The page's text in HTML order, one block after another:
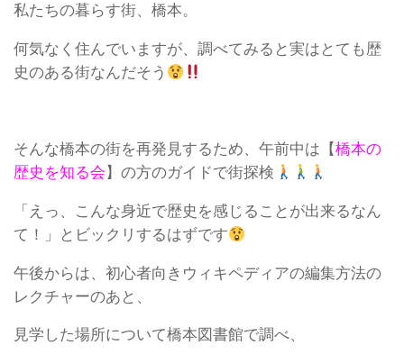
私たちの暮らす街、橋本。
何気なく住んでいますが、調べてみると実はとても歴
史のある街なんだそう
そんな橋本の街を再発見するため、午前中は【橋本の
歴史を知る会 】の方のガイドで街探検
「えっ、こんな身近で歴史を感じることが出来るなん
て！」とビックリするはずです
午後からは、初心者向きウィキペディアの編集方法の
レクチャーのあと、
見学した場所について橋本図書館で調べ、